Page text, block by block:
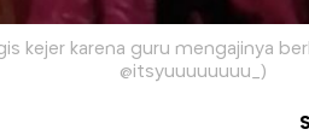
kejer karena guru mengajinya
@itsyuuuuuuuu_)